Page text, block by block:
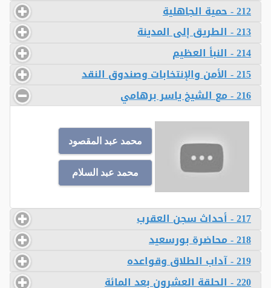
212 - حمية الجاهلية
213 - الطريق إلى المدينة
214 - النبأ العظيم
215 - الأمن والإنتخابات وصندوق النقد
216 - مع الشيخ ياسر برهامي
محمد عبد المقصود
محمد عبد السلام
217 - أحداث سجن العقرب
218 - محاضرة بورسعيد
219 - آداب الطلاق وقواعده
220 - الحلقة العشرون بعد المائة